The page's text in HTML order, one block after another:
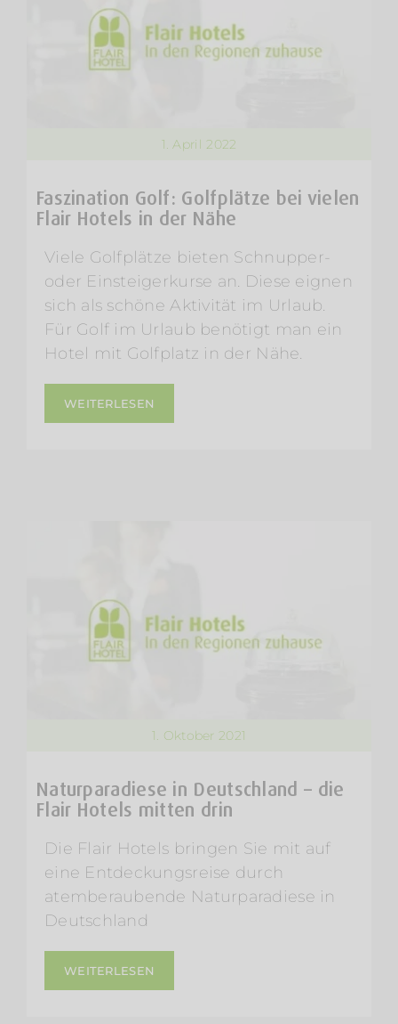
1. April 2022
Faszination Golf: Golfplätze bei vielen
Flair Hotels in der Nähe
Viele Golfplätze bieten Schnupper-
oder Einsteigerkurse an. Diese eignen
sich als schöne Aktivität im Urlaub.
Für Golf im Urlaub benötigt man ein
Hotel mit Golfplatz in der Nähe.
WEITERLESEN
1. Oktober 2021
Naturparadiese in Deutschland – die
Flair Hotels mitten drin
Die Flair Hotels bringen Sie mit auf
eine Entdeckungsreise durch
atemberaubende Naturparadiese in
Deutschland
WEITERLESEN